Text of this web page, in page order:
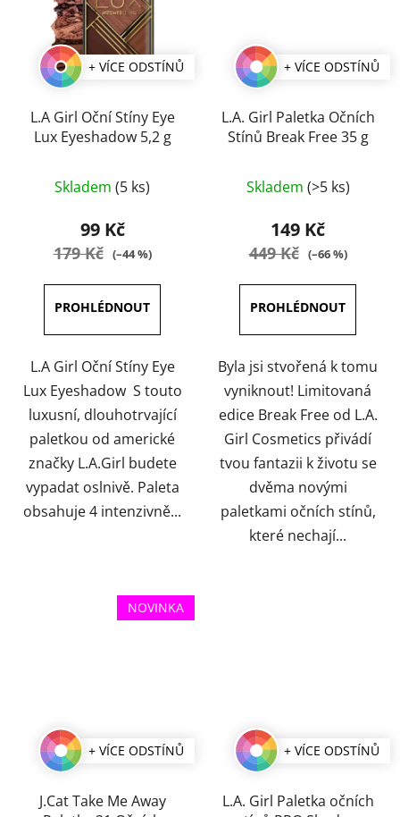
+ VÍCE ODSTÍNŮ
L.A Girl Oční Stíny Eye
Lux Eyeshadow 5,2 g
hodnocení
produktu
je
5
hvězdiček.
Skladem (5 ks)
99 Kč
179 Kč (–44 %)
L.A Girl Oční Stíny Eye
Lux Eyeshadow S touto
luxusní, dlouhotrvající
paletkou od americké
značky L.A.Girl budete
vypadat oslnivě. Paleta
obsahuje 4 intenzivně...
+ VÍCE ODSTÍNŮ
L.A. Girl Paletka Očních
Stínů Break Free 35 g
hodnocení
produktu
je
5
hvězdiček.
Skladem (>5 ks)
149 Kč
449 Kč (–66 %)
Byla jsi stvořená k tomu
vyniknout! Limitovaná
edice Break Free od L.A.
Girl Cosmetics přivádí
tvou fantazii k životu se
dvěma novými
paletkami očních stínů,
které nechají...
NOVINKA
+ VÍCE ODSTÍNŮ
J.Cat Take Me Away
+ VÍCE ODSTÍNŮ
L.A. Girl Paletka očních